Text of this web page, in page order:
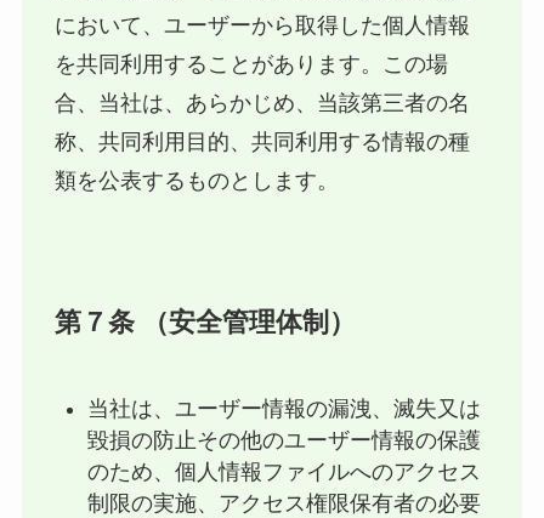
において、ユーザーから取得した個人情報
を共同利用することがあります。この場
合、当社は、あらかじめ、当該第三者の名
称、共同利用目的、共同利用する情報の種
類を公表するものとします。
第７条 （安全管理体制）
当社は、ユーザー情報の漏洩、滅失又は
毀損の防止その他のユーザー情報の保護
のため、個人情報ファイルへのアクセス
制限の実施、アクセス権限保有者の必要